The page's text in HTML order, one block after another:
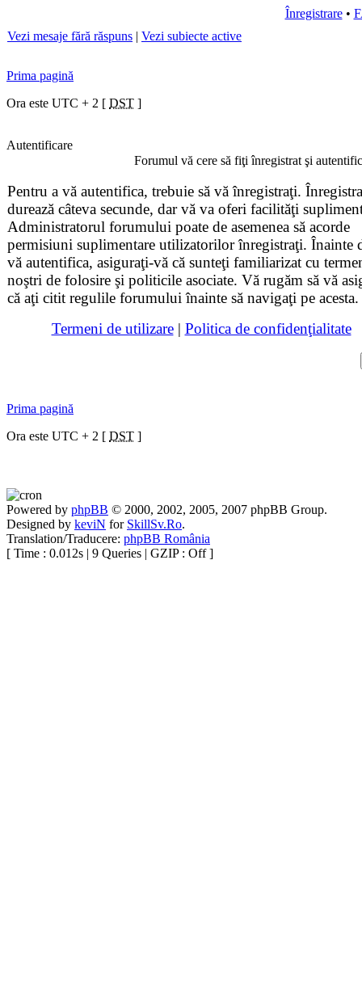
Înregistrare•
Vezi mesaje fără răspuns | Vezi subiecte active
Prima pagină
Ora este UTC + 2 [ DST ]
Autentificare
Forumul vă cere să fiţi înregistrat şi
Pentru a vă autentifica, trebuie să vă înregistraţi.
durează câteva secunde, dar vă va oferi facilităţi
Administratorul forumului poate de asemenea să acorde
permisiuni suplimentare utilizatorilor înregistraţi. Înainte
vă autentifica, asiguraţi-vă că sunteţi familiarizat cu
noştri de folosire şi politicile asociate. Vă rugăm să vă
că aţi citit regulile forumului înainte să navigaţi pe acesta.
Termeni de utilizare| Politica de confidenţialitate
Prima pagină
Ora este UTC + 2 [ DST ]
Powered by phpBB © 2000, 2002, 2005, 2007 phpBB Group.
Designed by keviN for SkillSv.Ro.
Translation/Traducere: phpBB România
[ Time : 0.012s | 9 Queries | GZIP : Off ]